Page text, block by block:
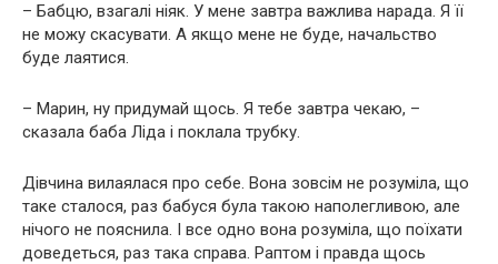
– Бабцю, взагалі ніяк. У мене завтра важлива нарада. Я її
не можу скасувати. А якщо мене не буде, начальство
буде лаятися.
– Марин, ну придумай щось. Я тебе завтра чекаю, –
сказала баба Ліда і поклала трубку.
Дівчина вилаялася про себе. Вона зовсім не розуміла, що
таке сталося, раз бабуся була такою наполегливою, але
нічого не пояснила. І все одно вона розуміла, що поїхати
доведеться, раз така справа. Раптом і правда щось